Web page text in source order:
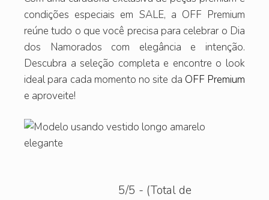
condições especiais em SALE, a OFF Premium
reúne tudo o que você precisa para celebrar o Dia
dos Namorados com elegância e intenção.
Descubra a seleção completa e encontre o look
ideal para cada momento no site da OFF Premium
e aproveite!
5/5 - (Total de